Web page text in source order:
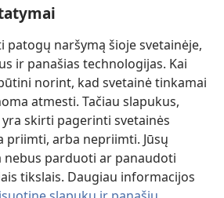
naršymą šioje svetainėje,
ir panašias technologijas. Kai
norint, kad svetainė tinkamai
atmesti. Tačiau slapukus,
skirti pagerinti svetainės
priimti, arba nepriimti. Jūsų
nebus parduoti ar panaudoti
tikslais. Daugiau informacijos
BIBLIOTEKA